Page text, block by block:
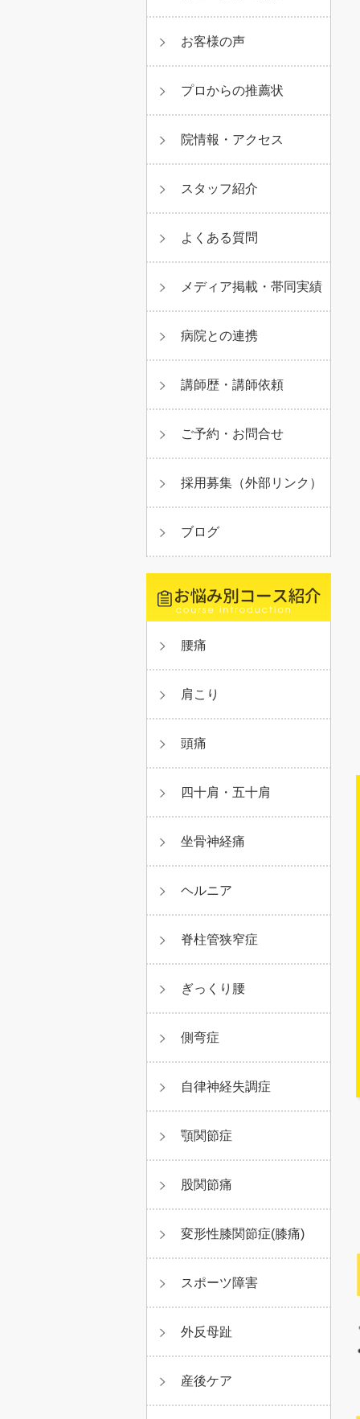
お客様の声
プロからの推薦状
院情報・アクセス
スタッフ紹介
よくある質問
メディア掲載・帯同実績
病院との連携
講師歴・講師依頼
ご予約・お問合せ
採用募集（外部リンク）
ブログ
腰痛
肩こり
頭痛
四十肩・五十肩
坐骨神経痛
ヘルニア
脊柱管狭窄症
ぎっくり腰
側弯症
自律神経失調症
顎関節症
股関節痛
変形性膝関節症(膝痛)
スポーツ障害
外反母趾
産後ケア